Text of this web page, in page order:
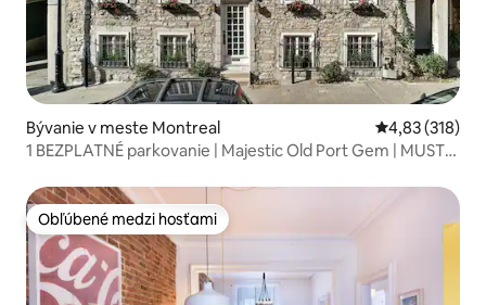
Bývanie v meste Montreal Priemerné
4,83 (318)
1 BEZPLATNÉ parkovanie | Majestic Old Port Gem | MUST
Obľúbené medzi hosťami
Obľúbené medzi hosťami